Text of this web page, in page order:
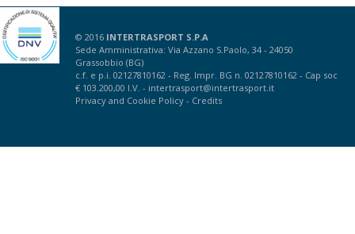
© 2016 INTERTRASPORT S.P.A
Sede Amministrativa: Via Azzano S.Paolo, 34 - 24050
Grassobbio (BG)
c.f. e p.i. 02127810162 - Reg. Impr. BG n. 02127810162 - Cap soc
€ 103.200,00 I.V. - intertrasport@intertrasport.it
Privacyand Cookie Policy- Credits